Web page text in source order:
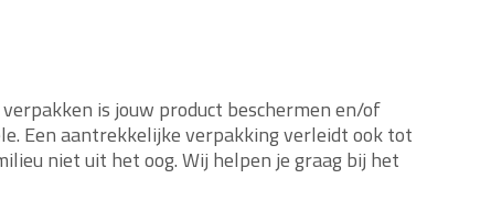
is jouw product beschermen en/of
Een aantrekkelijke verpakking verleidt ook tot
niet uit het oog. Wij helpen je graag bij het